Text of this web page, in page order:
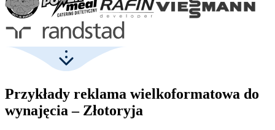
Przykłady reklama wielkoformatowa do
wynajęcia – Złotoryja